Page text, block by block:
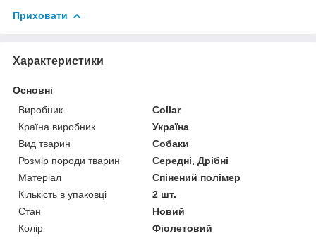
Приховати
Характеристики
Основні
Виробник
Collar
Країна виробник
Україна
Вид тварин
Собаки
Розмір породи тварин
Середні, Дрібні
Матеріал
Спінений полімер
Кількість в упаковці
2 шт.
Стан
Новий
Колір
Фіолетовий